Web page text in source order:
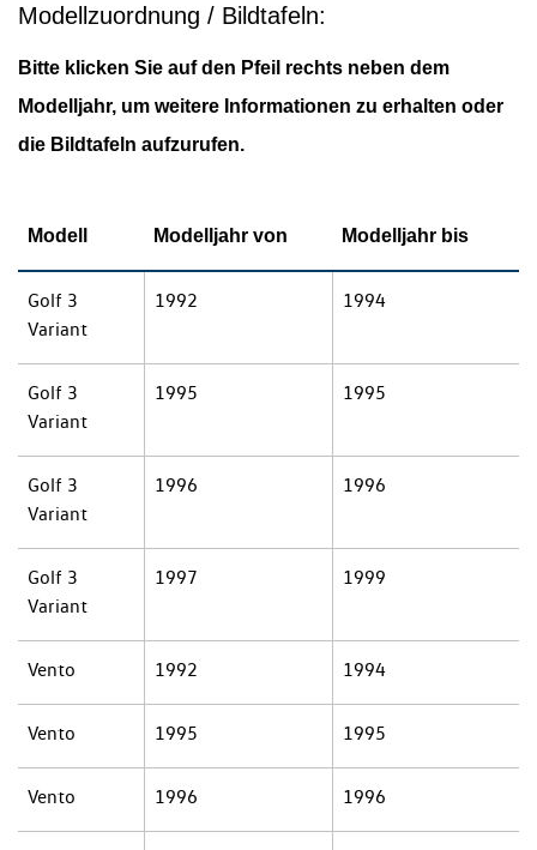
Modellzuordnung / Bildtafeln:
Bitte klicken Sie auf den Pfeil rechts neben dem
Modelljahr, um weitere Informationen zu erhalten oder
die Bildtafeln aufzurufen.
Modell Modelljahr von Modelljahr bis
Golf 3
Variant
1992 1994
Golf 3
Variant
1995 1995
Golf 3
Variant
1996 1996
Golf 3
Variant
1997 1999
Vento 1992 1994
Vento 1995 1995
Vento 1996 1996